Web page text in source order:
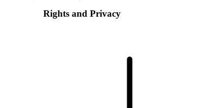
Rights and Privacy